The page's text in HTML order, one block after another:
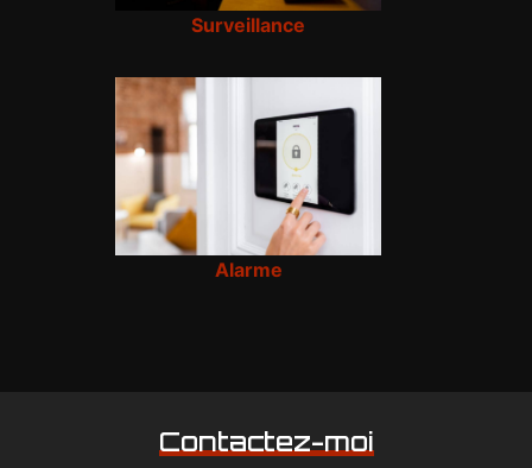
Surveillance
Alarme
Contactez-moi